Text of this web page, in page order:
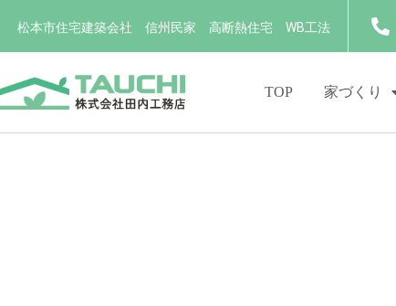
松本市住宅建築会社 信州民家 高断熱住宅 WB工法
TOP 家づくり